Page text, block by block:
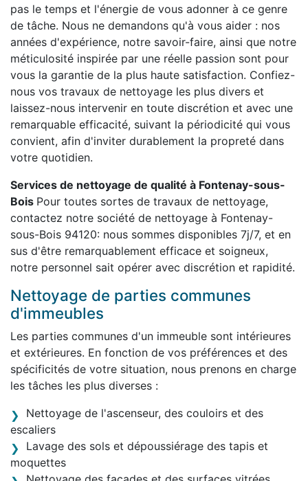
pas le temps et l'énergie de vous adonner à ce genre
de tâche. Nous ne demandons qu'à vous aider : nos
années d'expérience, notre savoir-faire, ainsi que notre
méticulosité inspirée par une réelle passion sont pour
vous la garantie de la plus haute satisfaction. Confiez-
nous vos travaux de nettoyage les plus divers et
laissez-nous intervenir en toute discrétion et avec une
remarquable efficacité, suivant la périodicité qui vous
convient, afin d'inviter durablement la propreté dans
votre quotidien.
Services de nettoyage de qualité à Fontenay-sous-
Bois Pour toutes sortes de travaux de nettoyage,
contactez notre société de nettoyage à Fontenay-
sous-Bois 94120: nous sommes disponibles 7j/7, et en
sus d'être remarquablement efficace et soigneux,
notre personnel sait opérer avec discrétion et rapidité.
Nettoyage de parties communes
d'immeubles
Les parties communes d'un immeuble sont intérieures
et extérieures. En fonction de vos préférences et des
spécificités de votre situation, nous prenons en charge
les tâches les plus diverses :
Nettoyage de l'ascenseur, des couloirs et des
escaliers
Lavage des sols et dépoussiérage des tapis et
moquettes